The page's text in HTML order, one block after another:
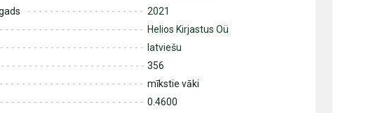
2021
Helios Kirjastus Oü
latviešu
356
mīkstie vāki
0.4600